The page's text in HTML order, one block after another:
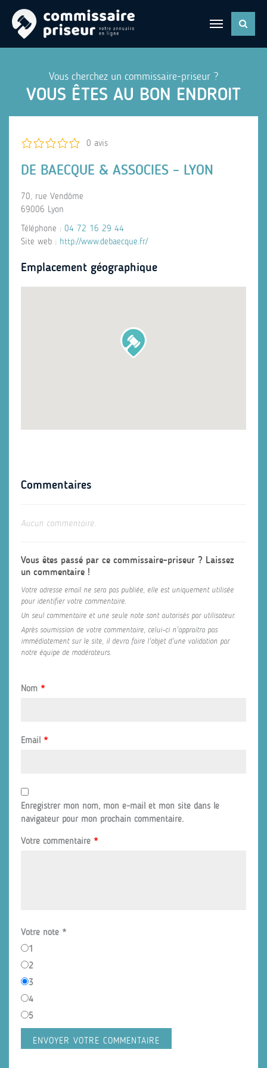
Vous cherchez un commissaire-priseur ?
VOUS ÊTES AU BON ENDROIT
0 avis
DE BAECQUE & ASSOCIES – LYON
70, rue Vendôme
69006 Lyon
Téléphone : 04 72 16 29 44
Site web : http://www.debaecque.fr/
Emplacement géographique
Commentaires
Aucun commentaire.
Vous êtes passé par ce commissaire-priseur ? Laissez
un commentaire !
Votre adresse email ne sera pas publiée, elle est uniquement utilisée
pour identifier votre commentaire.
Un seul commentaire et une seule note sont autorisés par utilisateur.
Après soumission de votre commentaire, celui-ci n'appraitra pas
immédiatement sur le site, il devra faire l'objet d'une validation par
notre équipe de modérateurs.
Nom *
Email *
Enregistrer mon nom, mon e-mail et mon site dans le
navigateur pour mon prochain commentaire.
Votre commentaire *
Votre note *
1
2
3
4
5